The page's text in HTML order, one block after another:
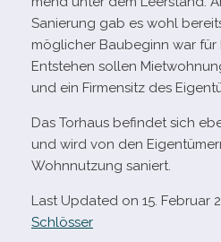
Sanierung gab es wohl
mög­li­cher Baubeginn war für
Entstehen sol­len
und ein Firmensitz des
Das Torhaus befin­det sich
und wird von den
Wohnnutzung saniert.
Last Updated on 15. Februar
Schlösser